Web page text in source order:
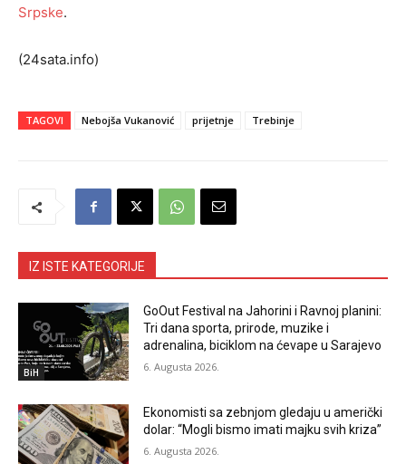
Srpske.
(24sata.info)
TAGOVI Nebojša Vukanović prijetnje Trebinje
IZ ISTE KATEGORIJE
BiH
GoOut Festival na Jahorini i Ravnoj planini:
Tri dana sporta, prirode, muzike i
adrenalina, biciklom na ćevape u Sarajevo
6. Augusta 2026.
Ekonomisti sa zebnjom gledaju u američki
dolar: “Mogli bismo imati majku svih kriza”
6. Augusta 2026.